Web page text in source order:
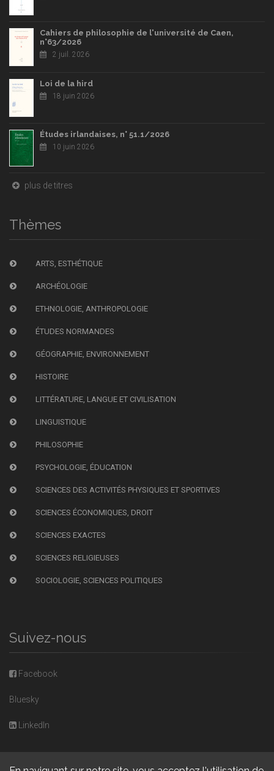
Cahiers de philosophie de l'université de Caen,
n°63/2026
2 juil. 2026
Loi de la hird
18 juin 2026
Études irlandaises, n° 51.1/2026
10 juin 2026
plus de titres
Thèmes
ARTS, ESTHÉTIQUE
ARCHÉOLOGIE
ETHNOLOGIE, ANTHROPOLOGIE
ÉTUDES NORMANDES
GÉOGRAPHIE, ENVIRONNEMENT
HISTOIRE
LITTÉRATURE, LANGUE ET CIVILISATION
LINGUISTIQUE
PHILOSOPHIE
PSYCHOLOGIE, ÉDUCATION
SCIENCES DES ACTIVITÉS PHYSIQUES ET SPORTIVES
SCIENCES ÉCONOMIQUES, DROIT
SCIENCES EXACTES
SCIENCES RELIGIEUSES
SOCIOLOGIE, SCIENCES POLITIQUES
Suivez-nous
Facebook
Bluesky
LinkedIn